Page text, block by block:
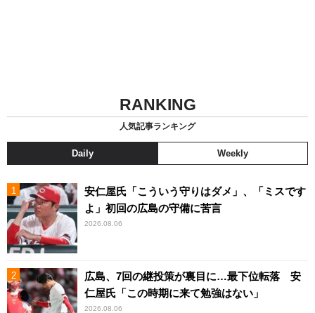
RANKING
人気記事ランキング
Daily Weekly
安仁屋氏「こういう守りはダメ」、「ミスです
よ」初回の広島の守備に苦言
2026.08.06
広島、7回の継投策が裏目に…最下位転落 安
仁屋氏「この時期に来て勉強はない」
2026.08.06